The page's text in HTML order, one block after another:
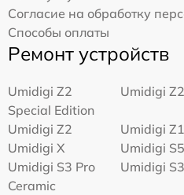
Согласие на обработку
Способы оплаты
Ремонт устройств
Umidigi Z2
Special Edition
Umidigi
Umidigi Z2
Umidigi
Umidigi X
Umidigi
Umidigi S3 Pro
Ceramic
Umidigi